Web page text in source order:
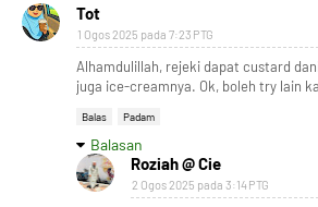
Tot
1 Ogos 2025 pada 7:23 PTG
Alhamdulillah, rejeki dapat custard
juga ice-creamnya. Ok, boleh try lain
Balas Padam
Balasan
Roziah @ Cie
2 Ogos 2025 pada 3:14 PTG